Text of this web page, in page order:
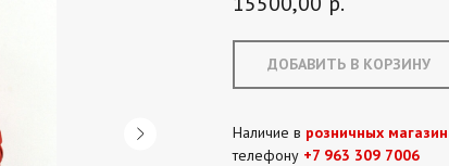
ДОБАВИТЬ В КОРЗИНУ
Наличие в розничных
телефону +7 963 309 7006